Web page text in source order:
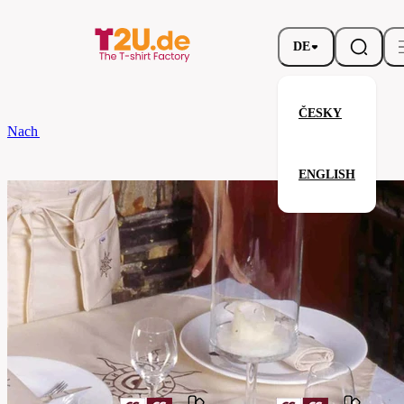
DE
ČESKY
ENGLISH
Nach dem Brand
Mitteldecke Arezzo Classic 100
Parameter
Marke CG
Code
01-
sand
Verwandte Produkte
Ihre Zufriedenheit ist unsere Priorität.